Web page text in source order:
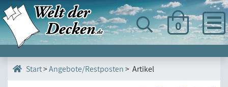
0
Start>Angebote/Restposten> Artikel